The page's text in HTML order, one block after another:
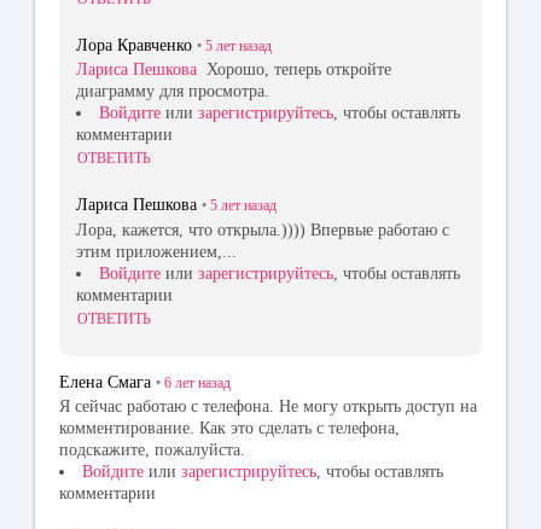
Лора Кравченко • 5 лет назад
Лариса Пешкова Хорошо, теперь откройте
диаграмму для просмотра.
Войдите или зарегистрируйтесь, чтобы оставлять
комментарии
ОТВЕТИТЬ
Лариса Пешкова • 5 лет назад
Лора, кажется, что открыла.)))) Впервые работаю с
этим приложением,...
Войдите или зарегистрируйтесь , чтобы оставлять
комментарии
ОТВЕТИТЬ
Елена Смага • 6 лет назад
Я сейчас работаю с телефона. Не могу открыть доступ на
комментирование. Как это сделать с телефона,
подскажите, пожалуйста.
Войдите или зарегистрируйтесь, чтобы оставлять
комментарии